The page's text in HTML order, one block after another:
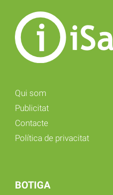
Qui som
Publicitat
Contacte
Política de privacitat
BOTIGA